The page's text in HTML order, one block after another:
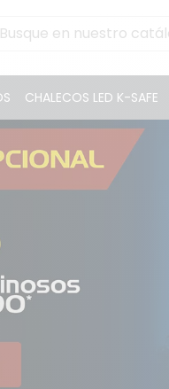
CHALECOS LED K-SAFE